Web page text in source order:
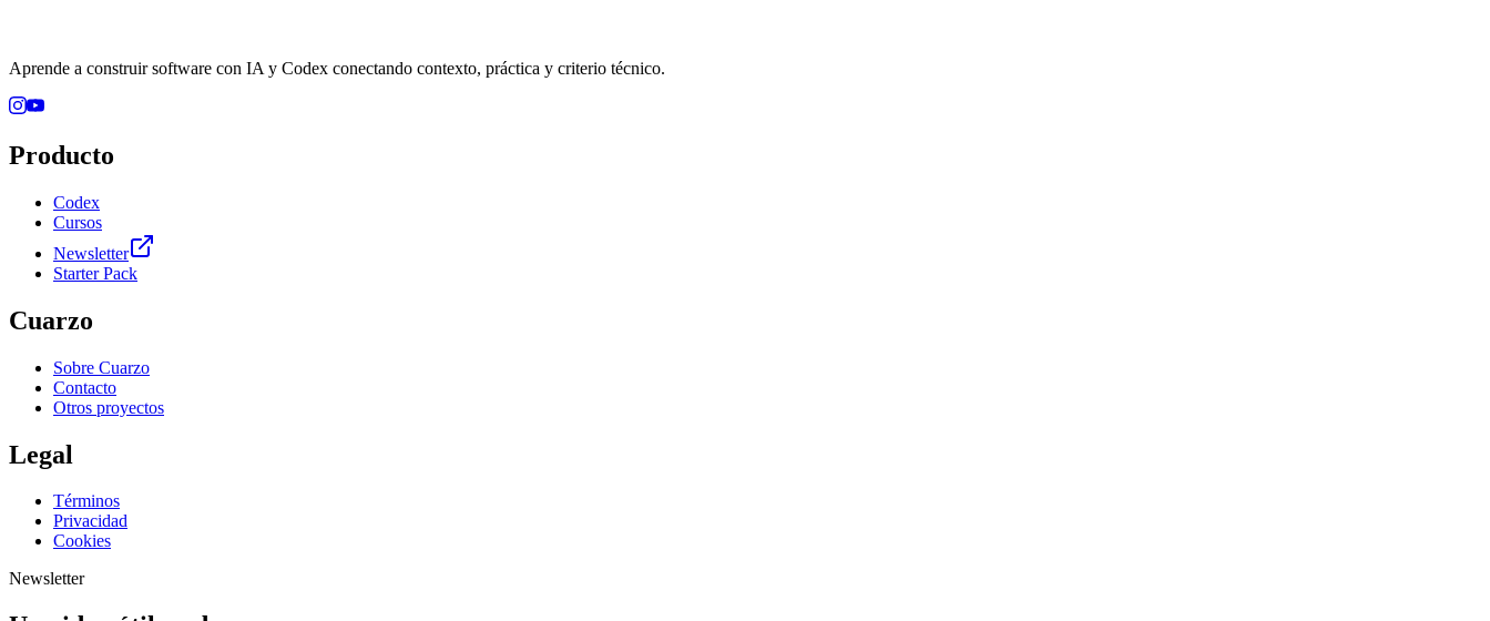
Aprende a construir software con IA y Codex conectando contexto, práctica y criterio técnico.
Producto
Codex
Cursos
Newsletter
Starter Pack
Cuarzo
Sobre Cuarzo
Contacto
Otros proyectos
Legal
Términos
Privacidad
Cookies
Newsletter